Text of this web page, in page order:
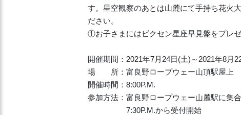
す。星空観察のあとは山麓にて手持ち花火
ださい。
①お子さまにはビクセン星座早見盤をプレゼ
開催期間：2021年7月24日(土)～2021年8月
場 所：富良野ロープウェー山頂駅屋上
開催時間：8:00P.M.
参加方法：富良野ロープウェー山麓駅に集合
7:30P.M.から受付開始